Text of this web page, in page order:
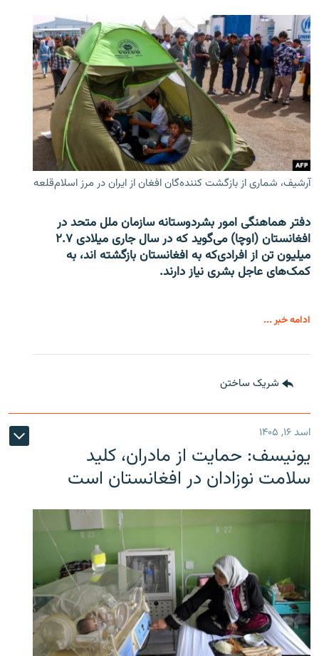
آرشیف، شماری از بازگشت کننده‌گان افغان از ایران در مرز اسلام‌قلعه
دفتر هماهنگی امور بشردوستانه سازمان ملل متحد در
افغانستان (اوچا) می‌گوید که در سال جاری میلادی ۲.۷
میلیون تن از افرادی‌که به افغانستان بازگشته اند، به
کمک‌های عاجل بشری نیاز دارند.
ادامه خبر ...
شریک ساختن
اسد ۱۶, ۱۴۰۵
یونیسف: حمایت از مادران، کلید
سلامت نوزادان در افغانستان است